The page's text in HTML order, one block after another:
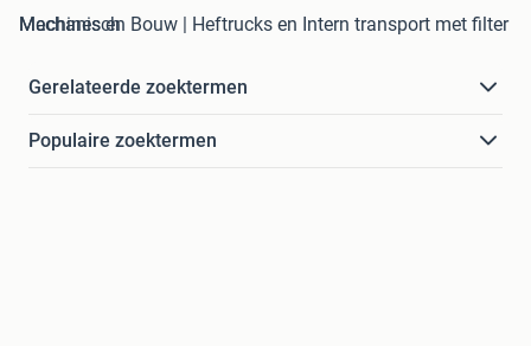
Machines en Bouw | Heftrucks en Intern transport met filter Mechanisch
Gerelateerde zoektermen
Populaire zoektermen